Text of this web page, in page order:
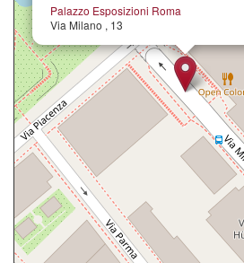
Palazzo Esposizioni Roma
Via Milano , 13